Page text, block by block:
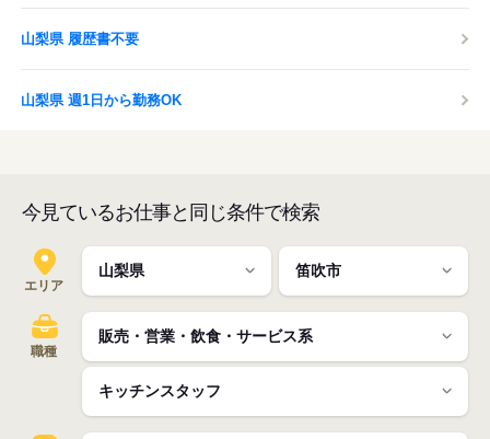
山梨県 履歴書不要
山梨県 週1日から勤務OK
今見ているお仕事と同じ条件で検索
エリア
職種